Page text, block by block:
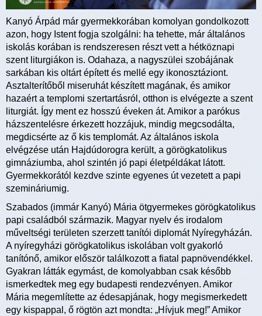
Kanyó Árpád már gyermekkorában komolyan gondolkozott
azon, hogy Istent fogja szolgálni: ha tehette, már általános
iskolás korában is rendszeresen részt vett a hétköznapi
szent liturgiákon is. Odahaza, a nagyszülei szobájának
sarkában kis oltárt épített és mellé egy ikonosztáziont.
Asztalterítőből miseruhát készített magának, és amikor
hazaért a templomi szertartásról, otthon is elvégezte a szent
liturgiát. Így ment ez hosszú éveken át. Amikor a parókus
házszentelésre érkezett hozzájuk, mindig megcsodálta,
megdicsérte az ő kis templomát. Az általános iskola
elvégzése után Hajdúdorogra került, a görögkatolikus
gimnáziumba, ahol szintén jó papi életpéldákat látott.
Gyermekkorától kezdve szinte egyenes út vezetett a papi
szemináriumig.
Szabados (immár Kanyó) Mária ötgyermekes görögkatolikus
papi családból származik. Magyar nyelv és irodalom
műveltségi területen szerzett tanítói diplomát Nyíregyházán.
A nyíregyházi görögkatolikus iskolában volt gyakorló
tanítónő, amikor először találkozott a fiatal papnövendékkel.
Gyakran látták egymást, de komolyabban csak később
ismerkedtek meg egy budapesti rendezvényen. Amikor
Mária megemlítette az édesapjának, hogy megismerkedett
egy kispappal, ő rögtön azt mondta: „Hívjuk meg!” Amikor